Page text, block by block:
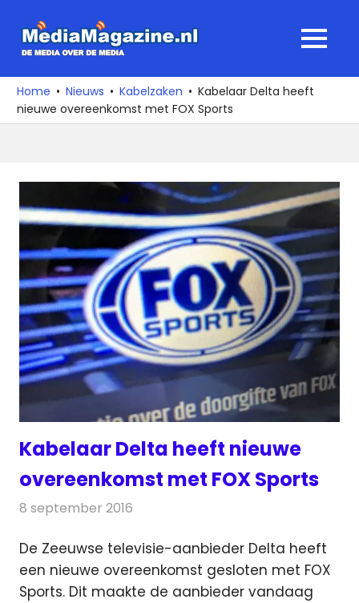
naar
media
over
de
MENU
Home Nieuws Kabelzaken
Kabelaar Delta heeft
nieuwe overeenkomst met FOX Sports
Kabelaar Delta heeft nieuwe
overeenkomst met FOX Sports
8 september 2016
De Zeeuwse televisie-aanbieder Delta heeft
een nieuwe overeenkomst gesloten met FOX
Sports. Dit maakte de aanbieder vandaag